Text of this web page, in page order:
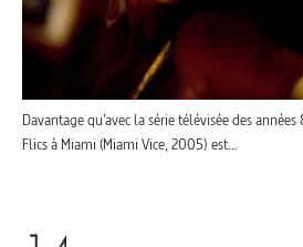
Davantage qu’avec la série télévisée des
Flics à Miami (Miami Vice, 2005) est…